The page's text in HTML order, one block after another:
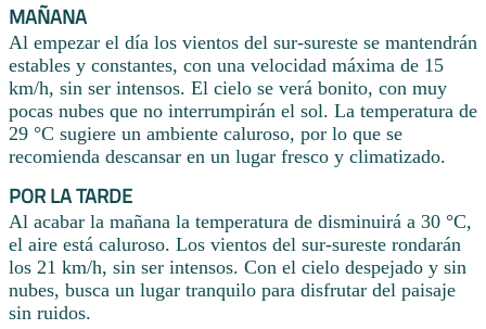
MAÑANA
Al empezar el día los vientos del sur-sureste se mantendrán
estables y constantes, con una velocidad máxima de 15
km/h, sin ser intensos. El cielo se verá bonito, con muy
pocas nubes que no interrumpirán el sol. La temperatura de
29 °C sugiere un ambiente caluroso, por lo que se
recomienda descansar en un lugar fresco y climatizado.
POR LA TARDE
Al acabar la mañana la temperatura de disminuirá a 30 °C,
el aire está caluroso. Los vientos del sur-sureste rondarán
los 21 km/h, sin ser intensos. Con el cielo despejado y sin
nubes, busca un lugar tranquilo para disfrutar del paisaje
sin ruidos.